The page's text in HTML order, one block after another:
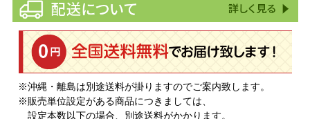
※沖縄・離島は別途送料が掛りますのでご案内致します。
※販売単位設定がある商品につきましては、
設定本数以下の場合、別途送料がかかります。